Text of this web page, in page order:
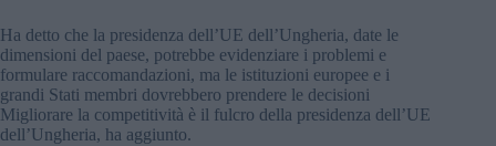
Ha detto che la presidenza dell’UE dell’Ungheria, date le
dimensioni del paese, potrebbe evidenziare i problemi e
formulare raccomandazioni, ma le istituzioni europee e i
grandi Stati membri dovrebbero prendere le decisioni
Migliorare la competitività è il fulcro della presidenza dell’UE
dell’Ungheria, ha aggiunto.